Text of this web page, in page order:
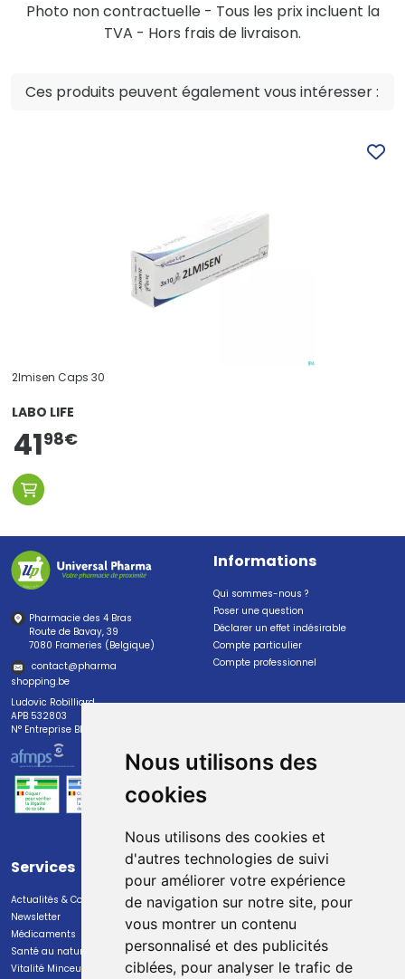
Nous utilisons des
cookies
Nous utilisons des cookies et
d'autres technologies de suivi
pour améliorer votre expérience
de navigation sur notre site, pour
vous montrer un contenu
personnalisé et des publicités
ciblées, pour analyser le trafic de
Photo non contractuelle - Tous les prix incluent la
TVA - Hors frais de livraison.
Ces produits peuvent également vous intéresser :
2lmisen Caps 30
LABO LIFE
4198€
Pharmacie des 4 Bras
Route de Bavay, 39
7080 Frameries (Belgique)
contact@pharma
shopping.be
Ludovic Robilliard
APB 532803
N° Entreprise BE0447.382.113
Informations
Qui sommes-nous ?
Poser une question
Déclarer un effet indésirable
Compte particulier
Compte professionnel
Services
Actualités & Conseils
Newsletter
Médicaments
Santé au naturel
Vitalité Minceur Nutrition
Paiement
Paiement sécurisé